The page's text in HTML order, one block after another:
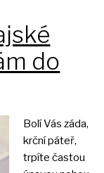
do
Bolí Vás záda,
krční páteř,
trpíte častou